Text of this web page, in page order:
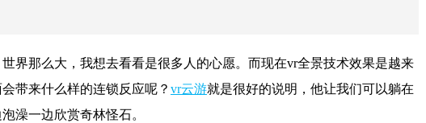
界那么大，我想去看看是很多人的心愿。而现在vr全景技术效果是越来
带来什么样的连锁反应呢？ vr云游就是很好的说明，他让我们可以躺在
澡一边欣赏奇林怪石。